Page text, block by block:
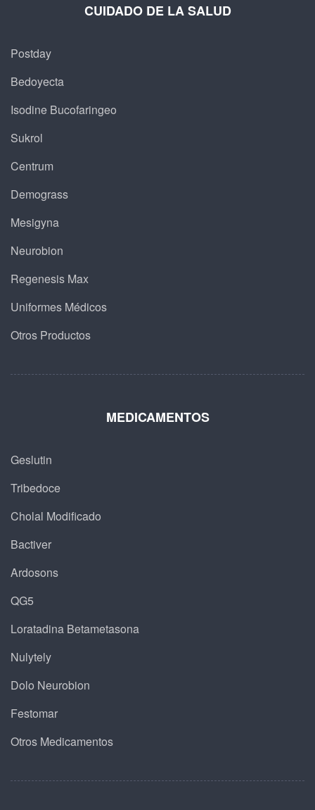
CUIDADO DE LA SALUD
Postday
Bedoyecta
Isodine Bucofaringeo
Sukrol
Centrum
Demograss
Mesigyna
Neurobion
Regenesis Max
Uniformes Médicos
Otros Productos
MEDICAMENTOS
Geslutin
Tribedoce
Cholal Modificado
Bactiver
Ardosons
QG5
Loratadina Betametasona
Nulytely
Dolo Neurobion
Festomar
Otros Medicamentos